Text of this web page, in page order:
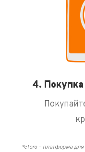
4.
*eToro – платформа